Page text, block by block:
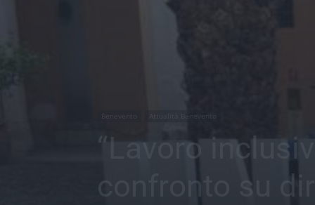
Attualità Benevento
“Lavoro
confronto su